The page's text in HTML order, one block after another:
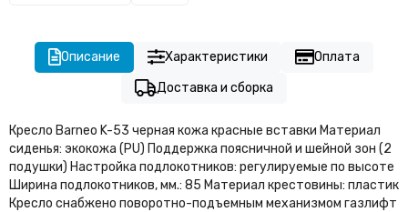
Описание Характеристики
Оплата
Доставка и сборка
Кресло Barneo K-53 черная кожа красные вставки Материал
сиденья: экокожа (PU) Поддержка поясничной и шейной зон (2
подушки) Настройка подлокотников: регулируемые по высоте
Ширина подлокотников, мм.: 85 Материал крестовины: пластик
Кресло снабжено поворотно-подъемным механизмом газлифт